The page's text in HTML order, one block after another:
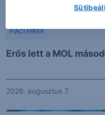
Erős lett a MOL
PIACI HÍREK
2026. augusztus 7.